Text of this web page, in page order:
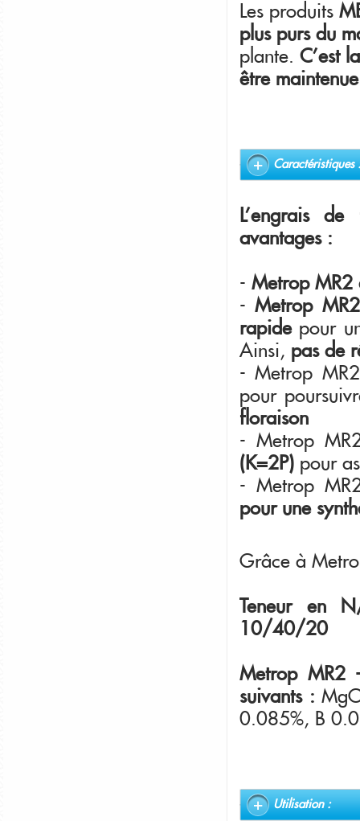
Les produits
plus purs du
plante. C’est
être
Caractéristiques :
L'engrais de
avantages :
- Metrop MR2
-Metrop
rapidepour
Ainsi, pas de
- Metrop
pour
floraison
- Metrop
(K=2P) pour
- Metrop
pour une
Grâce à
Teneur en
10/40/20
Metrop MR2
suivants :
0.085%, B
Utilisation :